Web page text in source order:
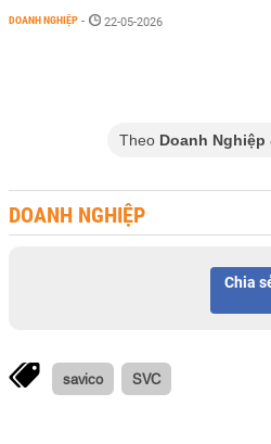
DOANH NGHIỆP - 22-05-2026
Theo Doanh Nghiệp
DOANH NGHIỆP
Chia
savico SVC